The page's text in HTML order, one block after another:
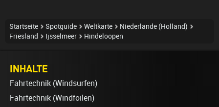
Startseite Spotguide Weltkarte
Niederlande (Holland)
Friesland
Ijsselmeer Hindeloopen
INHALTE
Fahrtechnik (Windsurfen)
Fahrtechnik (Windfoilen)